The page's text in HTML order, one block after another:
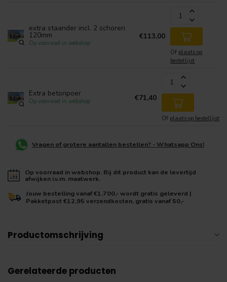
extra staander incl. 2 schoren
120mm
Op voorraad in webshop
€113,00
Of plaats op
bestellijst
Extra betonpoer
Op voorraad in webshop €71,40
Of plaats op bestellijst
Vragen of grotere aantallen bestellen? - Whatsapp Ons!
Op voorraad in webshop. Bij dit product kan de levertijd
afwijken i.v.m. maatwerk.
Jouw bestelling vanaf €1.700,- wordt gratis geleverd |
Pakketpost €12,95 verzendkosten, gratis vanaf 50,-
Productomschrijving
Gerelateerde producten